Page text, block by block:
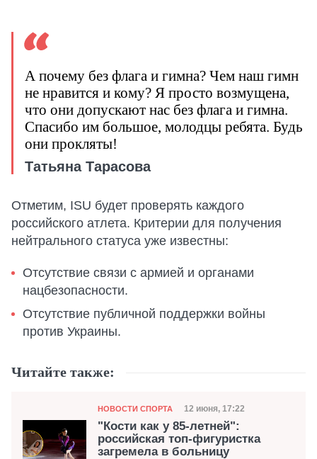
А почему без флага и гимна? Чем наш гимн
не нравится и кому? Я просто возмущена,
что они допускают нас без флага и гимна.
Спасибо им большое, молодцы ребята. Будь
они прокляты!
Татьяна Тарасова
Отметим, ISU будет проверять каждого
российского атлета. Критерии для получения
нейтрального статуса уже известны:
Отсутствие связи с армией и органами
нацбезопасности.
Отсутствие публичной поддержки войны
против Украины.
Читайте также:
Категория
НОВОСТИ СПОРТА Дата публикации
12 июня, 17:22
"Кости как у 85-летней":
российская топ-фигуристка
загремела в больницу